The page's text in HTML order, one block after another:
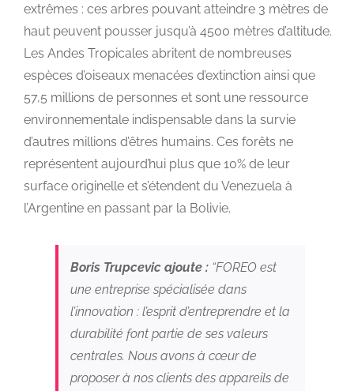
extrêmes : ces arbres pouvant atteindre 3 mètres de
haut peuvent pousser jusqu’à 4500 mètres d’altitude.
Les Andes Tropicales abritent de nombreuses
espèces d’oiseaux menacées d’extinction ainsi que
57,5 millions de personnes et sont une ressource
environnementale indispensable dans la survie
d’autres millions d’êtres humains. Ces forêts ne
représentent aujourd’hui plus que 10% de leur
surface originelle et s’étendent du Venezuela à
l’Argentine en passant par la Bolivie.
Boris Trupcevic ajoute : “FOREO est
une entreprise spécialisée dans
l’innovation : l’esprit d’entreprendre et la
durabilité font partie de ses valeurs
centrales. Nous avons à cœur de
proposer à nos clients des appareils de